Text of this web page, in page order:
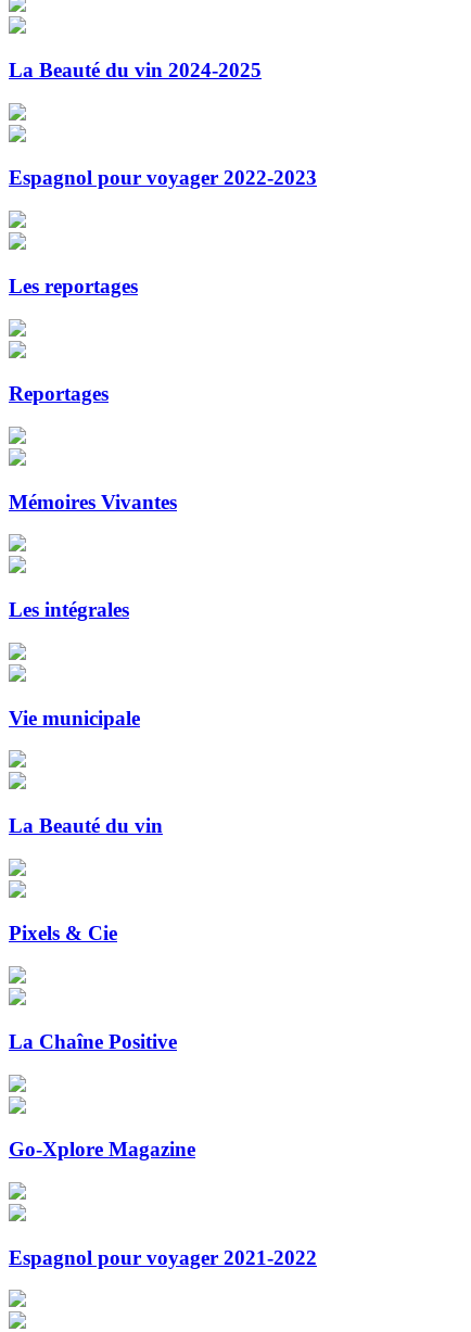
La Beauté du vin 2024-2025
Espagnol pour voyager 2022-2023
Les reportages
Reportages
Mémoires Vivantes
Les intégrales
Vie municipale
La Beauté du vin
Pixels & Cie
La Chaîne Positive
Go-Xplore Magazine
Espagnol pour voyager 2021-2022